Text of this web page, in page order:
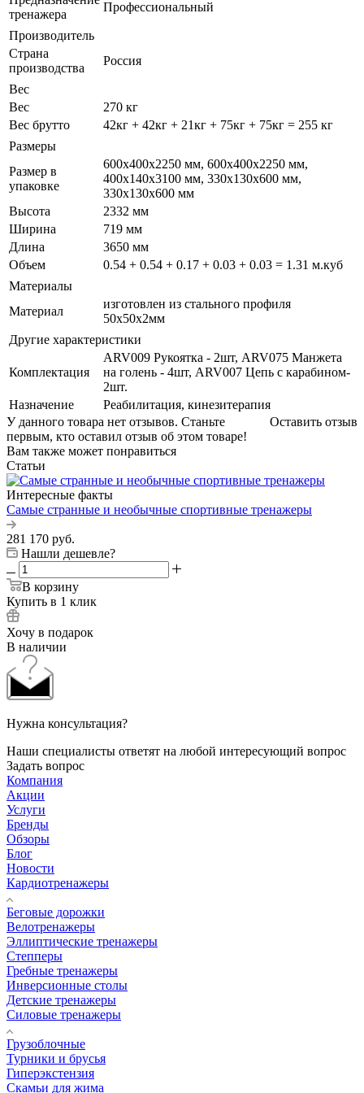
тренажера
Профессиональный
Производитель
Страна
производства
Россия
Вес
Вес
270 кг
Вес брутто
42кг + 42кг + 21кг + 75кг + 75кг = 255 кг
Размеры
Размер в
упаковке
600x400x2250 мм, 600x400x2250 мм,
400x140x3100 мм, 330x130x600 мм,
330x130x600 мм
Высота
2332 мм
Ширина
719 мм
Длина
3650 мм
Объем
0.54 + 0.54 + 0.17 + 0.03 + 0.03 = 1.31 м.куб
Материалы
Материал
изготовлен из стального профиля
50х50х2мм
Другие характеристики
Комплектация
ARV009 Рукоятка - 2шт, ARV075 Манжета
на голень - 4шт, ARV007 Цепь с карабином-
2шт.
Назначение
Реабилитация, кинезитерапия
Оставить отзыв
У данного товара нет отзывов. Станьте
первым, кто оставил отзыв об этом товаре!
Вам также может понравиться
Статьи
Интересные факты
Самые странные и необычные спортивные тренажеры
281 170 руб.
Нашли дешевле?
В корзину
Купить в 1 клик
Хочу в подарок
В наличии
Нужна консультация?
Наши специалисты ответят на любой интересующий вопрос
Задать вопрос
Компания
Акции
Услуги
Бренды
Обзоры
Блог
Новости
Кардиотренажеры
Беговые дорожки
Велотренажеры
Эллиптические тренажеры
Степперы
Гребные тренажеры
Инверсионные столы
Детские тренажеры
Силовые тренажеры
Грузоблочные
Турники и брусья
Гиперэкстензия
Скамьи для жима